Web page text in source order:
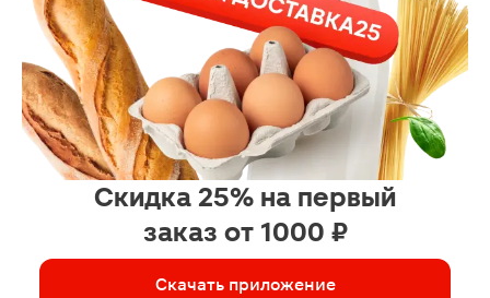
Скидка 25% на первый
заказ от 1000 ₽
Скачать приложение